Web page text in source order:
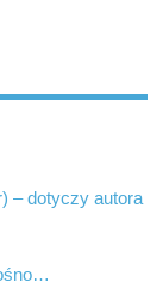
– dotyczy autora